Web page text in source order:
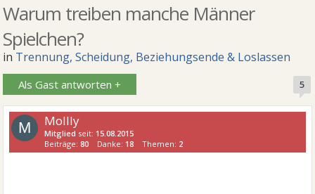
Warum treiben manche Männer
Spielchen?
in Trennung, Scheidung, Beziehungsende & Loslassen
Als Gast antworten + 5
M Mollly
Mitglied seit: 15.08.2015
Beiträge:80 Danke: 18 Themen: 2